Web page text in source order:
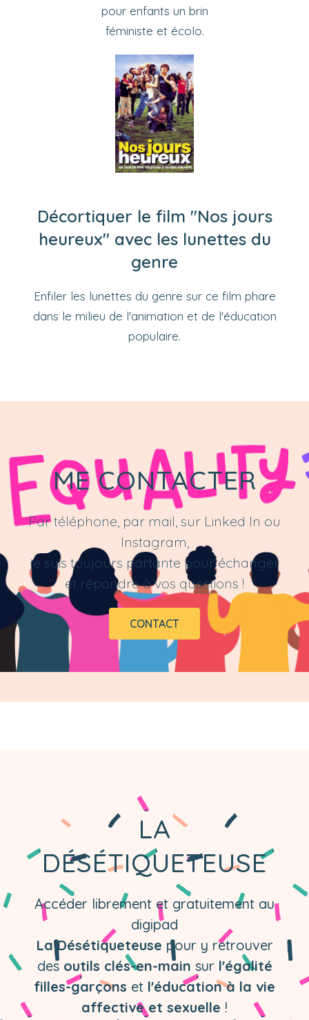
pour enfants un brin
féministe et écolo.
Décortiquer le film "Nos jours
heureux" avec les lunettes du
genre
Enfiler les lunettes du genre sur ce film phare
dans le milieu de l'animation et de l'éducation
populaire.
ME CONTACTER
Par téléphone, par mail, sur Linked In ou
Instagram,
je suis toujours partante pour échanger
et répondre à vos questions !
CONTACT
LA
DÉSÉTIQUETEUSE
Accéder librement et gratuitement au
digipad
La Désétiqueteuse pour y retrouver
des outils clés-en-main sur l'égalité
filles-garçons et l'éducation à la vie
affective et sexuelle !